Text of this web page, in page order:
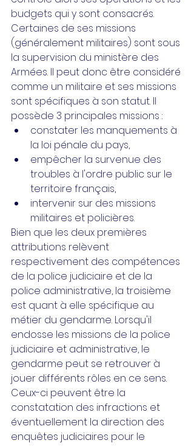
budgets qui y sont consacrés.
Certaines de ses missions
(généralement militaires) sont sous
la supervision du ministère des
Armées. Il peut donc être considéré
comme un militaire et ses missions
sont spécifiques à son statut. Il
possède 3 principales missions :
constater les manquements à
la loi pénale du pays,
empêcher la survenue des
troubles à l'ordre public sur le
territoire français,
intervenir sur des missions
militaires et policières.
Bien que les deux premières
attributions relèvent
respectivement des compétences
de la police judiciaire et de la
police administrative, la troisième
est quant à elle spécifique au
métier du gendarme. Lorsqu'il
endosse les missions de la police
judiciaire et administrative, le
gendarme peut se retrouver à
jouer différents rôles en ce sens.
Ceux-ci peuvent être la
constatation des infractions et
éventuellement la direction des
enquêtes judiciaires pour le